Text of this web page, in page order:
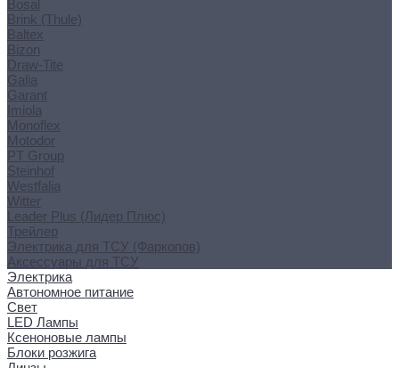
Bosal
Brink (Thule)
Baltex
Bizon
Draw-Tite
Galia
Garant
Imiola
Monoflex
Motodor
PT Group
Steinhof
Westfalia
Witter
Leader Plus (Лидер Плюс)
Трейлер
Электрика для ТСУ (Фаркопов)
Аксессуары для ТСУ
Электрика
Автономное питание
Свет
LED Лампы
Ксеноновые лампы
Блоки розжига